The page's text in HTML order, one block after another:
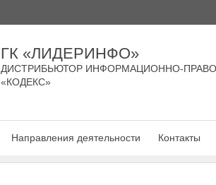
ГК «ЛИДЕРИНФО»
ДИСТРИБЬЮТОР ИНФОРМАЦИОННО-
«КОДЕКС»
Направления деятельности Контакты